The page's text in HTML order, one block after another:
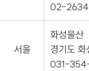
02-
서울
화성물산
경기도
031-